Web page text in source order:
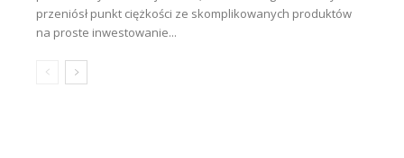
przeniósł punkt ciężkości ze skomplikowanych produktów
na proste inwestowanie...